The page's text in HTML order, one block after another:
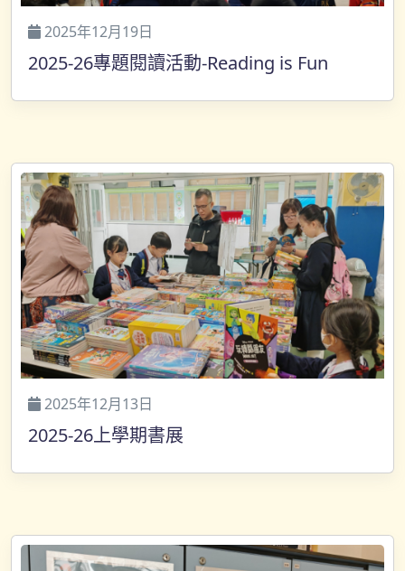
2025年12月19日
2025-26專題閱讀活動-Reading is Fun
2025年12月13日
2025-26上學期書展